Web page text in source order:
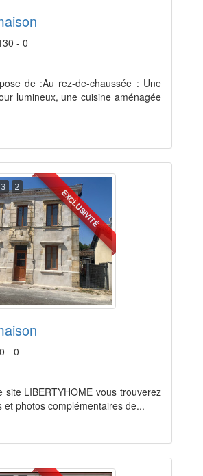
- 0
de :Au rez-de-chaussée : Une
lumineux, une cuisine aménagée
EXCLUSIVITÉ
2
- 0
site LIBERTYHOME vous trouverez
et photos complémentaires de...